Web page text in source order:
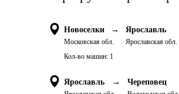
Новоселки →
Московская обл.
Ярославль
Ярославская обл.
Кол-во машин: 1
Ярославль → Череповец